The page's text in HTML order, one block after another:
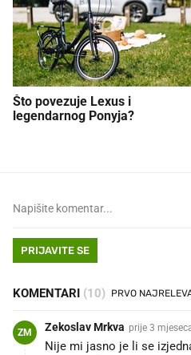
Što povezuje Lexus i
legendarnog Ponyja?
PRIJAVITE SE
KOMENTARI (10)
ZM Zekoslav Mrkva prije 3
Nije mi jasno je li se